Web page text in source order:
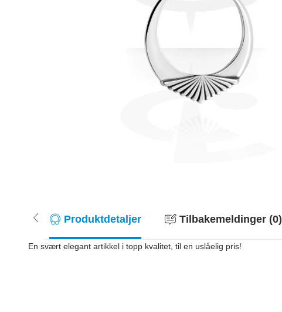
Produktdetaljer Tilbakemeldinger (0)
En svært elegant artikkel i topp kvalitet, til en uslåelig pris!